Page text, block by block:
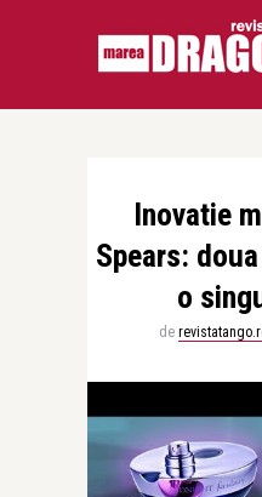
Inovatie
Spears:
o
de